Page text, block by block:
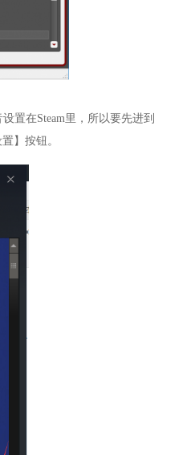
置在Steam里，所以要先进到
】按钮。